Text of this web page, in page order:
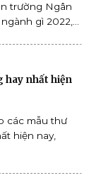
trường Ngân
gì 2022,...
hay nhất hiện
các mẫu thư
hiện nay,